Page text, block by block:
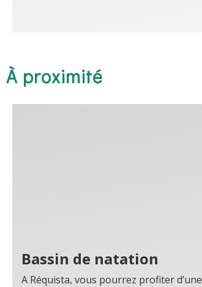
À proximité
Bassin de natation
A Réquista, vous pourrez profiter d’une